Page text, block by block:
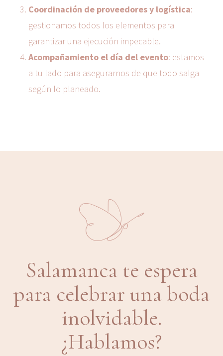
Coordinación de proveedores y logística:
gestionamos todos los elementos para
garantizar una ejecución impecable.
Acompañamiento el día del evento: estamos
a tu lado para asegurarnos de que todo salga
según lo planeado.
Salamanca te espera
para celebrar una boda
inolvidable.
¿Hablamos?